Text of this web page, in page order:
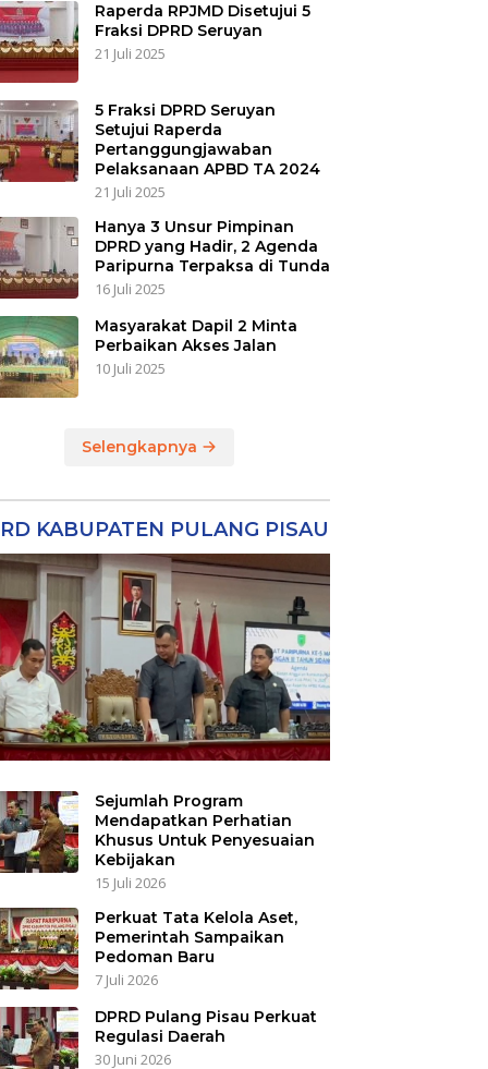
Raperda RPJMD Disetujui 5
Fraksi DPRD Seruyan
21 Juli 2025
5 Fraksi DPRD Seruyan
Setujui Raperda
Pertanggungjawaban
Pelaksanaan APBD TA 2024
21 Juli 2025
Hanya 3 Unsur Pimpinan
DPRD yang Hadir, 2 Agenda
Paripurna Terpaksa di Tunda
16 Juli 2025
Masyarakat Dapil 2 Minta
Perbaikan Akses Jalan
10 Juli 2025
Selengkapnya
KABUPATEN PULANG PISAU
Sejumlah Program
Mendapatkan Perhatian
Khusus Untuk Penyesuaian
Kebijakan
15 Juli 2026
Perkuat Tata Kelola Aset,
Pemerintah Sampaikan
Pedoman Baru
7 Juli 2026
DPRD Pulang Pisau Perkuat
Regulasi Daerah
30 Juni 2026